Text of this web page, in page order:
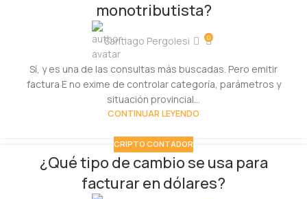
monotributista?
Santiago Pergolesi 0
Sí, y es una de las consultas más buscadas. Pero emitir
factura E no exime de controlar categoría, parámetros y
situación provincial...
CONTINUAR LEYENDO
CRIPTO CONTADOR
¿Qué tipo de cambio se usa para
facturar en dólares?